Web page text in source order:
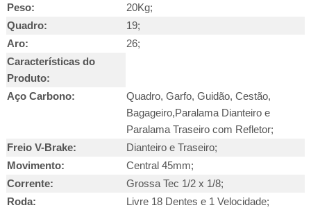
Peso:
20Kg;
Quadro:
19;
Aro:
26;
Características do
Produto:
Aço Carbono:
Quadro, Garfo, Guidão, Cestão,
Bagageiro,Paralama Dianteiro e
Paralama Traseiro com Refletor;
Freio V-Brake:
Dianteiro e Traseiro;
Movimento:
Central 45mm;
Corrente:
Grossa Tec 1/2 x 1/8;
Roda:
Livre 18 Dentes e 1 Velocidade;